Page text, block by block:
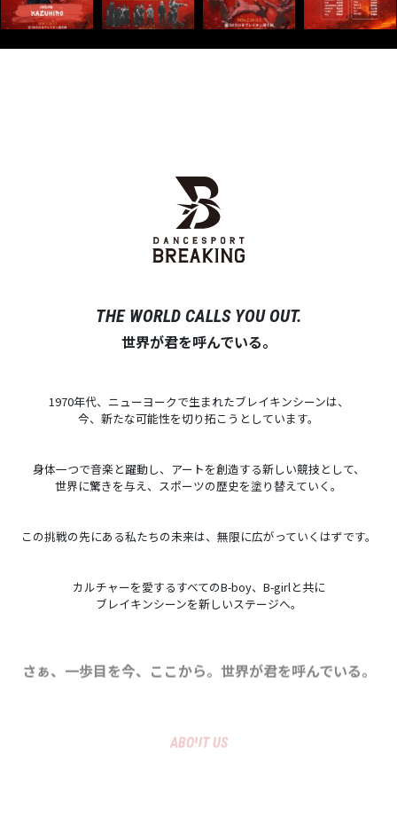
THE WORLD CALLS YOU OUT.
世界が君を呼んでいる。
1970年代、ニューヨークで生まれたブレイキンシーンは、
今、新たな可能性を切り拓こうとしています。
身体一つで音楽と躍動し、アートを創造する新しい競技として、
世界に驚きを与え、スポーツの歴史を塗り替えていく。
この挑戦の先にある私たちの未来は、無限に広がっていくはずです。
カルチャーを愛するすべてのB-boy、B-girlと共に
ブレイキンシーンを新しいステージへ。
さぁ、一歩目を今、ここから。世界が君を呼んでいる。